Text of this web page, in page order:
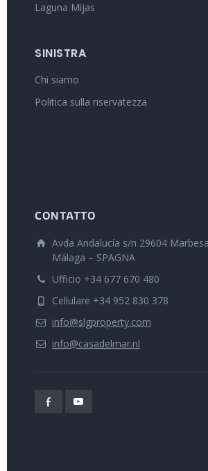
Laguna Mijas
SINISTRA
Chi siamo
Politica sulla riservatezza
CONTATTO
Avda Andalucía s/n 29604
Málaga – SPAGNA
Ufficio +34 677 670 480
Cellulare +34 952 830 378
info@slgproperty.com
info@casadelmar.nl